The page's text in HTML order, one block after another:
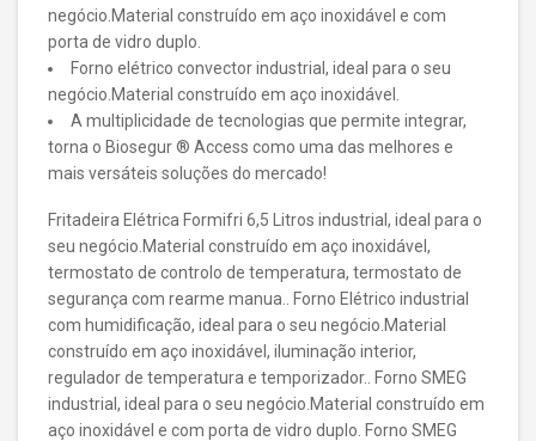
negócio.Material construído em aço inoxidável e com
porta de vidro duplo.
Forno elétrico convector industrial, ideal para o seu
negócio.Material construído em aço inoxidável.
A multiplicidade de tecnologias que permite integrar,
torna o Biosegur ® Access como uma das melhores e
mais versáteis soluções do mercado!
Fritadeira Elétrica Formifri 6,5 Litros industrial, ideal para o
seu negócio.Material construído em aço inoxidável,
termostato de controlo de temperatura, termostato de
segurança com rearme manua.. Forno Elétrico industrial
com humidificação, ideal para o seu negócio.Material
construído em aço inoxidável, iluminação interior,
regulador de temperatura e temporizador.. Forno SMEG
industrial, ideal para o seu negócio.Material construído em
aço inoxidável e com porta de vidro duplo. Forno SMEG